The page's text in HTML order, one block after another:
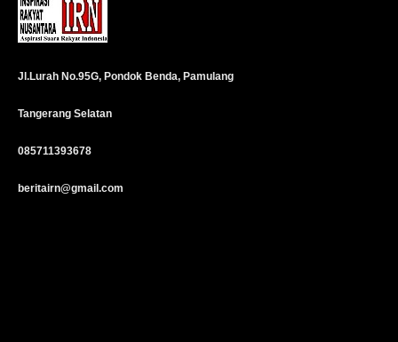
Jl.Lurah No.95G, Pondok Benda, Pamulang
Tangerang Selatan
085711393678
beritairn@gmail.com